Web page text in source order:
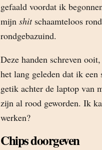
gefaald voordat ik
mijn shitschaamteloos
rondgebazuind.
Deze handen schreven
het lang geleden dat ik een
getik achter de laptop van
zijn al rood geworden. Ik
werken?
Chips doorgeven